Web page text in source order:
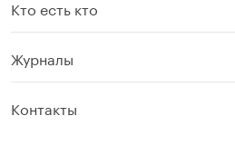
Кто есть кто
Журналы
Контакты